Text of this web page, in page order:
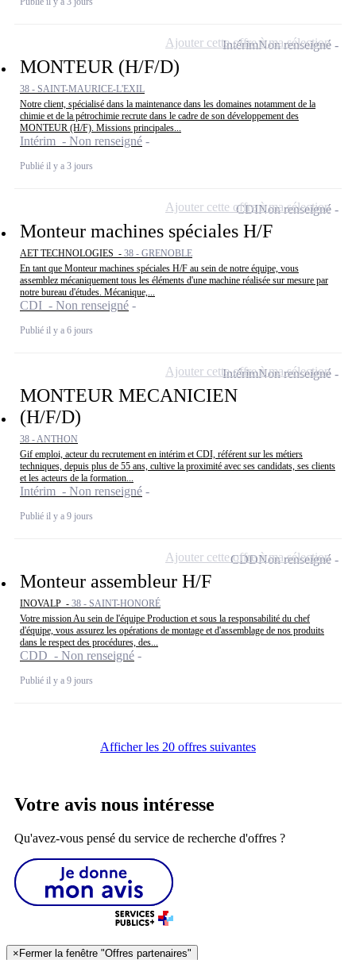
MONTEUR (H/F/D)
38 - SAINT-MAURICE-L'EXIL
Notre client, spécialisé dans la maintenance dans les domaines notamment de la
chimie et de la pétrochimie recrute dans le cadre de son développement des
MONTEUR (H/F). Missions principales...
Intérim - Non renseigné
Publié il y a 3 jours
IntérimNon renseigné
Ajouter cette offre à ma sélection
Monteur machines spéciales H/F
AET TECHNOLOGIES - 38 - GRENOBLE
En tant que Monteur machines spéciales H/F au sein de notre équipe, vous
assemblez mécaniquement tous les éléments d'une machine réalisée sur mesure par
notre bureau d'études. Mécanique,...
CDI - Non renseigné
Publié il y a 6 jours
CDINon renseigné
Ajouter cette offre à ma sélection
MONTEUR MECANICIEN
(H/F/D)
38 - ANTHON
Gif emploi, acteur du recrutement en intérim et CDI, référent sur les métiers
techniques, depuis plus de 55 ans, cultive la proximité avec ses candidats, ses clients
et les acteurs de la formation...
Intérim - Non renseigné
Publié il y a 9 jours
IntérimNon renseigné
Ajouter cette offre à ma sélection
Monteur assembleur H/F
INOVALP - 38 - SAINT-HONORÉ
Votre mission Au sein de l'équipe Production et sous la responsabilité du chef
d'équipe, vous assurez les opérations de montage et d'assemblage de nos produits
dans le respect des procédures, des...
CDD - Non renseigné
Publié il y a 9 jours
CDDNon renseigné
Ajouter cette offre à ma sélection
Afficher les 20 offres suivantes
Votre avis nous intéresse
Qu'avez-vous pensé du service de recherche d'offres ?
×Fermer la fenêtre "Offres partenaires"